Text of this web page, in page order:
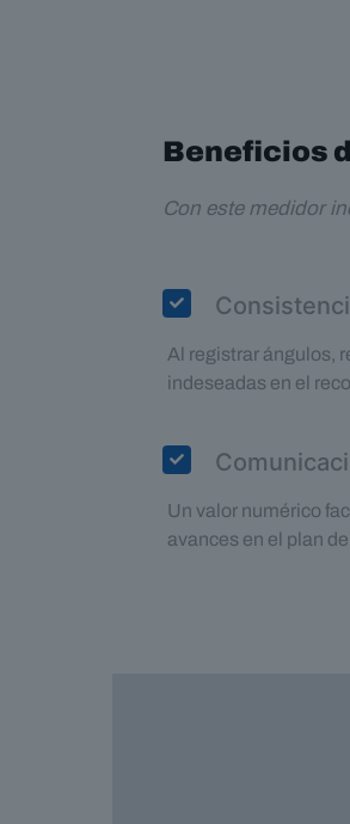
Beneficios
Con este medidor
Al registrar ángulos,
indeseadas en el
Un valor numérico
avances en el plan